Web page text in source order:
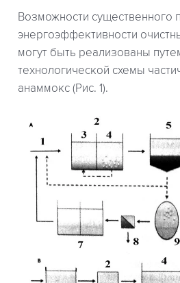
Возможности существенного
энергоэффективности
могут быть реализованы
технологической схемы
анаммокс (Рис. 1).